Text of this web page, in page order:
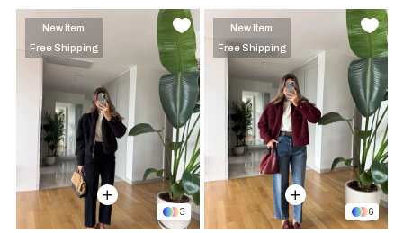
3
New Item
Free Shipping
6
New Item
Free Shipping